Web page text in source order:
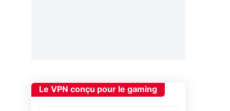
Le VPN conçu pour le gaming